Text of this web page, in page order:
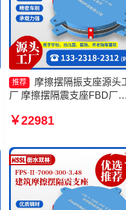
推荐
摩擦摆隔振支座源头
厂 摩擦摆隔震支座FBD厂
套生产厂家 FPS隔震支座
￥22981